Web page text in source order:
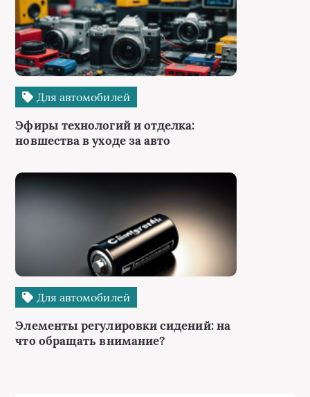
Для автомобилей
Эфиры технологий и отделка:
новшества в уходе за авто
Для автомобилей
Элементы регулировки сидений: на
что обращать внимание?